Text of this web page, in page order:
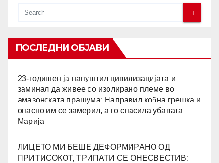
ПОСЛЕДНИ ОБЈАВИ
23-годишен ја напуштил цивилизацијата и
заминал да живее со изолирано племе во
амазонската прашума: Направил кобна грешка и
опасно им се замерил, а го спасила убавата
Марија
ЛИЦЕТО МИ БЕШЕ ДЕФОРМИРАНО ОД
ПРИТИСОКОТ, ТРИПАТИ СЕ ОНЕСВЕСТИВ: